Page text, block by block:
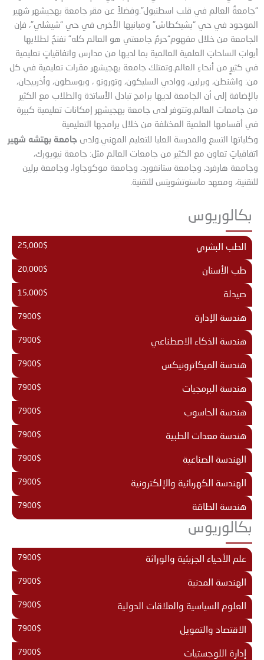
“جامعةُ العالم في قلب اسطنبول”.وفضلاً عن مقر جامعة بهجيشهر شهير
الموجود في حي “بشيكطاش” ومبانيها الأخرى في حي “شيشلي”، فإن
الجامعة من خلال مفهوم“حرمُ جامعتي هو العالم كله” تفتحُ لطلابها
أبوابَ الساحاتِ العلمية العالمية بما لديها من مدارس واتفاقياتٍ تعليمية
في كثيرٍ من أنحاءِ العالم.وتمتلك جامعة بهجيشهر مقرات تعليمية في كل
من: واشنطن، وبرلين، ووادي السليكون، وتورونو ، وبوسطون، وأذربيجان،
بالإضافة إلى أن الجامعة لديها برامج تبادل الأساتذة والطلاب مع الكثير
من جامعات العالم.وتتوفر لدى جامعة بهجيشهر إمكانات تعليمية كبيرة
في أقسامها العلمية المختلفة من خلال برامجها التعليمية
وكلياتها التسع والمدرسة العليا للتعليم المهني.ولدى جامعة بهتشه شهير
اتفاقياتٍ تعاون مع الكثير من جامعات العالم مثل: جامعة نيويورك،
وجامعة هارفرد، وجامعة ستانفورد، وجامعة موكوجاوا، وجامعة برلين
للتقنية، ومعهد ماستوتشويتس للتقنية.
بكالوريوس
الطب البشري 25,000$
طب الأسنان 20,000$
صيدلة 15,000$
هندسة الإدارة 7900$
هندسة الذكاء الاصطناعي 7900$
هندسة الميكاترونيكس 7900$
هندسة البرمجيات 7900$
هندسة الحاسوب 7900$
هندسة معدات الطبية 7900$
الهندسة الصناعية 7900$
الهندسة الكهربائية والإلكترونية 7900$
هندسة الطاقة 7900$
بكالوريوس
علم الأحياء الجزيئية والوراثة 7900$
الهندسة المدنية 7900$
العلوم السياسية والعلاقات الدولية 7900$
الاقتصاد والتمويل 7900$
إدارة اللوجستيات 7900$